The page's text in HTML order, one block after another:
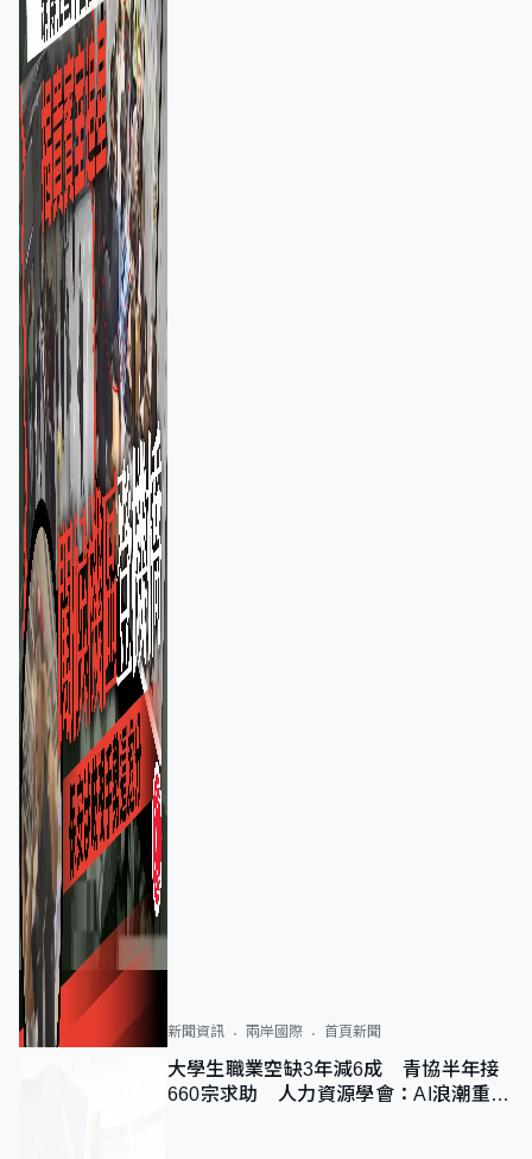
新聞資訊 兩岸國際 首頁新聞
大學生職業空缺3年減6成 青協半年接
660宗求助 人力資源學會：AI浪潮重整